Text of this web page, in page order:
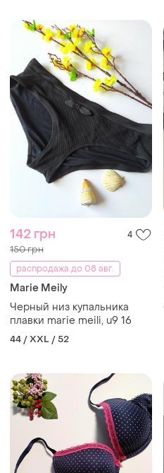
142 грн 4
150 грн
распродажа до 08 авг.
Marie Meily
Черный низ купальника
плавки marie meili, u9 16
44 / XXL / 52